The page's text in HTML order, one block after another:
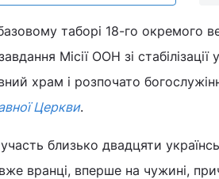
таборі 18-го окремого
Місії ООН зі стабілізації
храм і розпочато
Церкви.
близько двадцяти
вранці, вперше на чужині,